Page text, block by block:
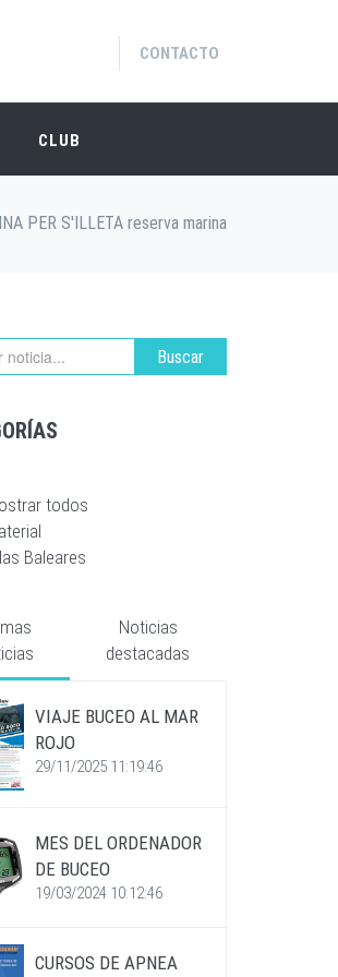
CONTACTO
CLUB
PER S'ILLETA reserva marina
Buscar
todos
Baleares
Noticias
destacadas
VIAJE BUCEO AL MAR
ROJO
29/11/2025 11:19:46
MES DEL ORDENADOR
DE BUCEO
19/03/2024 10:12:46
CURSOS DE APNEA